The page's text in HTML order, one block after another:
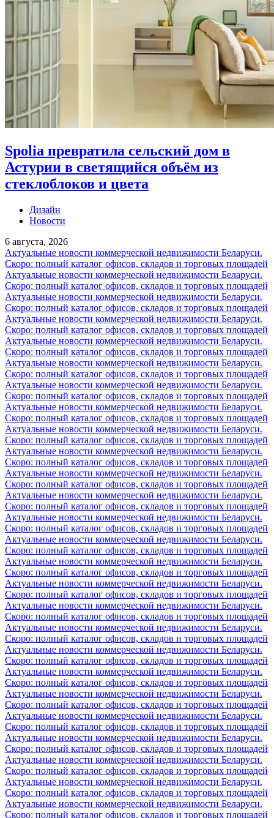
Spolia превратила сельский дом в
Астурии в светящийся объём из
стеклоблоков и цвета
Дизайн
Новости
6 августа, 2026
Актуальные новости коммерческой недвижимости Беларуси.
Скоро: полный каталог офисов, складов и торговых площадей
Актуальные новости коммерческой недвижимости Беларуси.
Скоро: полный каталог офисов, складов и торговых площадей
Актуальные новости коммерческой недвижимости Беларуси.
Скоро: полный каталог офисов, складов и торговых площадей
Актуальные новости коммерческой недвижимости Беларуси.
Скоро: полный каталог офисов, складов и торговых площадей
Актуальные новости коммерческой недвижимости Беларуси.
Скоро: полный каталог офисов, складов и торговых площадей
Актуальные новости коммерческой недвижимости Беларуси.
Скоро: полный каталог офисов, складов и торговых площадей
Актуальные новости коммерческой недвижимости Беларуси.
Скоро: полный каталог офисов, складов и торговых площадей
Актуальные новости коммерческой недвижимости Беларуси.
Скоро: полный каталог офисов, складов и торговых площадей
Актуальные новости коммерческой недвижимости Беларуси.
Скоро: полный каталог офисов, складов и торговых площадей
Актуальные новости коммерческой недвижимости Беларуси.
Скоро: полный каталог офисов, складов и торговых площадей
Актуальные новости коммерческой недвижимости Беларуси.
Скоро: полный каталог офисов, складов и торговых площадей
Актуальные новости коммерческой недвижимости Беларуси.
Скоро: полный каталог офисов, складов и торговых площадей
Актуальные новости коммерческой недвижимости Беларуси.
Скоро: полный каталог офисов, складов и торговых площадей
Актуальные новости коммерческой недвижимости Беларуси.
Скоро: полный каталог офисов, складов и торговых площадей
Актуальные новости коммерческой недвижимости Беларуси.
Скоро: полный каталог офисов, складов и торговых площадей
Актуальные новости коммерческой недвижимости Беларуси.
Скоро: полный каталог офисов, складов и торговых площадей
Актуальные новости коммерческой недвижимости Беларуси.
Скоро: полный каталог офисов, складов и торговых площадей
Актуальные новости коммерческой недвижимости Беларуси.
Скоро: полный каталог офисов, складов и торговых площадей
Актуальные новости коммерческой недвижимости Беларуси.
Скоро: полный каталог офисов, складов и торговых площадей
Актуальные новости коммерческой недвижимости Беларуси.
Скоро: полный каталог офисов, складов и торговых площадей
Актуальные новости коммерческой недвижимости Беларуси.
Скоро: полный каталог офисов, складов и торговых площадей
Актуальные новости коммерческой недвижимости Беларуси.
Скоро: полный каталог офисов, складов и торговых площадей
Актуальные новости коммерческой недвижимости Беларуси.
Скоро: полный каталог офисов, складов и торговых площадей
Актуальные новости коммерческой недвижимости Беларуси.
Скоро: полный каталог офисов, складов и торговых площадей
Актуальные новости коммерческой недвижимости Беларуси.
Скоро: полный каталог офисов, складов и торговых площадей
Актуальные новости коммерческой недвижимости Беларуси.
Скоро: полный каталог офисов, складов и торговых площадей